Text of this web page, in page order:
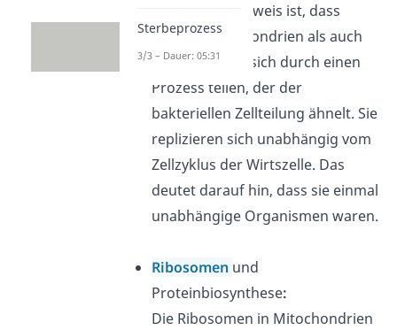
Ein weiterer Beweis ist, dass
sowohl Mitochondrien als auch
Chloroplasten sich durch einen
Prozess teilen, der der
bakteriellen Zellteilung ähnelt. Sie
replizieren sich unabhängig vom
Zellzyklus der Wirtszelle. Das
deutet darauf hin, dass sie einmal
unabhängige Organismen waren.
Ribosomen und
Proteinbiosynthese:
Die Ribosomen in Mitochondrien
Sterbeprozess
3/3 – Dauer: 05:31